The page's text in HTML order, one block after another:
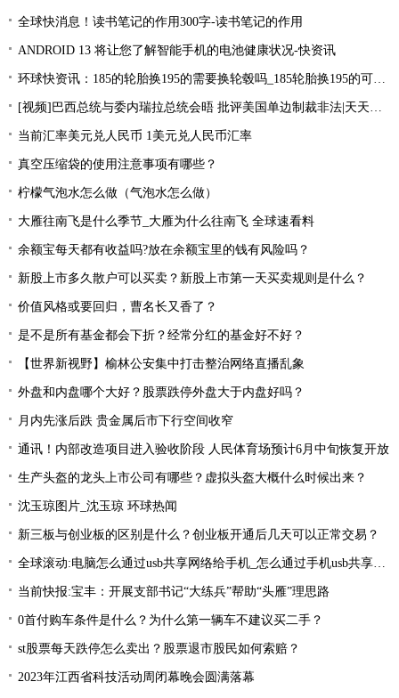
全球快消息！读书笔记的作用300字-读书笔记的作用
ANDROID 13 将让您了解智能手机的电池健康状况-快资讯
环球快资讯：185的轮胎换195的需要换轮毂吗_185轮胎换195的可以吗？
[视频]巴西总统与委内瑞拉总统会晤 批评美国单边制裁非法|天天简讯
当前汇率美元兑人民币 1美元兑人民币汇率
真空压缩袋的使用注意事项有哪些？
柠檬气泡水怎么做（气泡水怎么做）
大雁往南飞是什么季节_大雁为什么往南飞 全球速看料
余额宝每天都有收益吗?放在余额宝里的钱有风险吗？
新股上市多久散户可以买卖？新股上市第一天买卖规则是什么？
价值风格或要回归，曹名长又香了？
是不是所有基金都会下折？经常分红的基金好不好？
【世界新视野】榆林公安集中打击整治网络直播乱象
外盘和内盘哪个大好？股票跌停外盘大于内盘好吗？
月内先涨后跌 贵金属后市下行空间收窄
通讯！内部改造项目进入验收阶段 人民体育场预计6月中旬恢复开放
生产头盔的龙头上市公司有哪些？虚拟头盔大概什么时候出来？
沈玉琼图片_沈玉琼 环球热闻
新三板与创业板的区别是什么？创业板开通后几天可以正常交易？
全球滚动:电脑怎么通过usb共享网络给手机_怎么通过手机usb共享网络让电脑上网
当前快报:宝丰：开展支部书记“大练兵”帮助“头雁”理思路
0首付购车条件是什么？为什么第一辆车不建议买二手？
st股票每天跌停怎么卖出？股票退市股民如何索赔？
2023年江西省科技活动周闭幕晚会圆满落幕